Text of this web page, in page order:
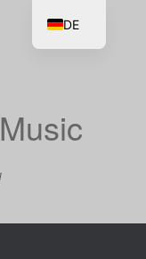
DE
EN